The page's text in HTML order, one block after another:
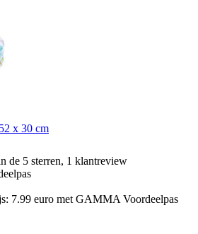
x 30 cm
de 5 sterren, 1 klantreview
7.99 euro met GAMMA Voordeelpas